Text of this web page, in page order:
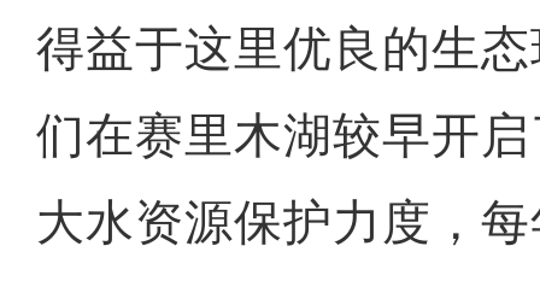
得益于这里优良的生
们在赛里木湖较早开
大水资源保护力度，